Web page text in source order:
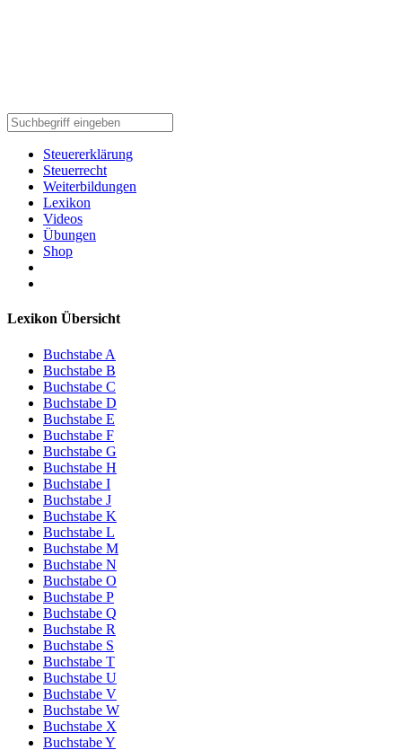
Steuererklärung
Steuerrecht
Weiterbildungen
Lexikon
Videos
Übungen
Shop
Lexikon Übersicht
Buchstabe A
Buchstabe B
Buchstabe C
Buchstabe D
Buchstabe E
Buchstabe F
Buchstabe G
Buchstabe H
Buchstabe I
Buchstabe J
Buchstabe K
Buchstabe L
Buchstabe M
Buchstabe N
Buchstabe O
Buchstabe P
Buchstabe Q
Buchstabe R
Buchstabe S
Buchstabe T
Buchstabe U
Buchstabe V
Buchstabe W
Buchstabe X
Buchstabe Y